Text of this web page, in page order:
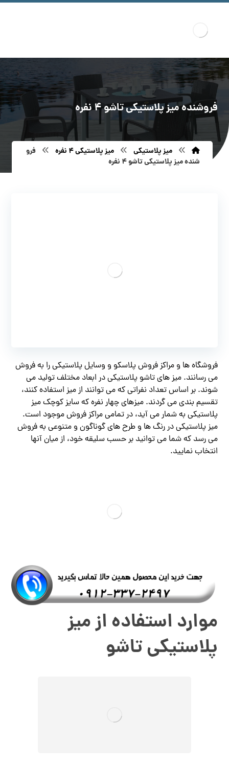
فروشنده میز پلاستیکی تاشو 4 نفره
میز پلاستیکی میز پلاستیکی ۴ نفره
فرو
شنده میز پلاستیکی تاشو 4 نفره
فروشگاه ها و مراکز فروش پلاسکو و وسایل پلاستیکی را به فروش
می رسانند. میز های تاشو پلاستیکی در ابعاد مختلف تولید می
شوند. بر اساس تعداد نفراتی که می توانند از میز استفاده کنند،
تقسیم بندی می گردند. میزهای چهار نفره که سایز کوچک میز
پلاستیکی به شمار می آید، در تمامی مراکز فروش موجود است.
میز پلاستیکی در رنگ ها و طرح های گوناگون و متنوعی به فروش
می رسد که شما می توانید بر حسب سلیقه خود، از میان آنها
انتخاب نمایید.
موارد استفاده از میز
پلاستیکی تاشو